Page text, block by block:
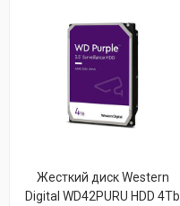
Жесткий диск Western
Digital WD42PURU HDD 4Tb